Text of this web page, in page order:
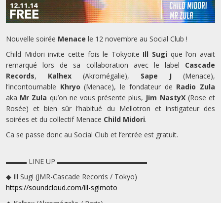
Nouvelle soirée Menace le 12 novembre au Social Club !
Child Midori invite cette fois le Tokyoite Ill Sugi que l’on avait
remarqué lors de sa collaboration avec le label Cascade
Records, Kalhex (Akromégalie), Sape J (Menace),
l’incontournable Khryo(Menace), le fondateur de Radio Zula
aka Mr Zula qu’on ne vous présente plus, Jim NastyX(Rose et
Rosée) et bien sûr l’habitué du Mellotron et instigateur des
soirées et du collectif Menace Child Midori.
Ca se passe donc au Social Club et l’entrée est gratuit.
▬▬▬ LINE UP ▬▬▬▬▬▬▬▬▬▬▬▬▬
◆ Ill Sugi (JMR-Cascade Records / Tokyo)
https://soundcloud.com/ill-sgimoto